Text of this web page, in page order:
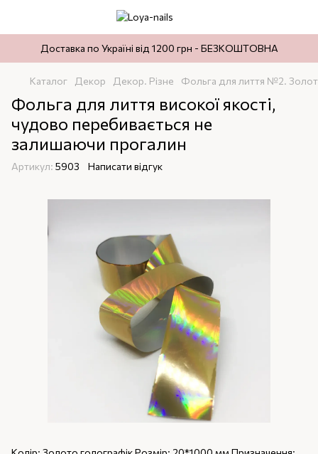
Доставка по Україні від 1200 грн - БЕЗКОШТОВНА
Каталог Декор Декор. Різне Фольга для лиття №2.
Фольга для лиття високої якості,
чудово перебивається не
залишаючи прогалин
Артикул: 5903 Написати відгук